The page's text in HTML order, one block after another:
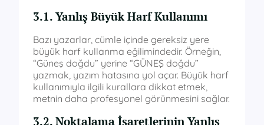
3.1. Yanlış Büyük Harf Kullanımı
Bazı yazarlar, cümle içinde gereksiz yere
büyük harf kullanma eğilimindedir. Örneğin,
“Güneş doğdu” yerine “GÜNEŞ doğdu”
yazmak, yazım hatasına yol açar. Büyük harf
kullanımıyla ilgili kurallara dikkat etmek,
metnin daha profesyonel görünmesini sağlar.
3.2. Noktalama İşaretlerinin Yanlış